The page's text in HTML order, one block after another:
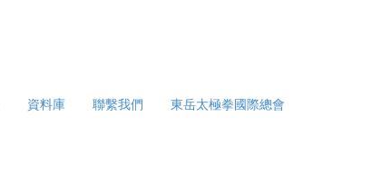
資料庫 聯繫我們 東岳太極拳國際總會